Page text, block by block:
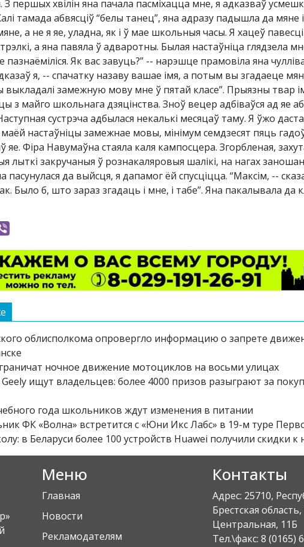
З першых хвілін яна пачала пасміхацца мне, я адказваў
тамада абвясціў “белы танец”, яна адразу падышла да мяне
а не я яе, уладна, як і ў мае школьныя часы. Я хацеў
а яна павяла ў адваротны. Былая настаўніца глядзела
Як вас завуць?” -- нарэшце прамовіла яна
я, -- спачатку назаву вашае імя, а потым вы згадаеце
выкладалі замежную мову мне ў пятай класе”. Прыязны твар
з майго школьнага дзяцінства. Зноў вецер адбіваўся ад яе
сустрэча адбылася некалькі месяцаў таму. Я ўжо
настаўніцы замежнае мовы, мінімум семдзесят пяць
яе. Фіра Навумаўна стаяла каля кампосцера. Згорбленая,
лыткі закручаныя ў рознакаляровыя шалікі, на нагах
пасунулася да выйсця, я дапамог ёй спусціцца. “Максім, --
Было б, што зараз згадаць і мне, і табе”. Яна пакалывала да
облисполкома опровергло информацию о запрете
ночное движение мотоциклов на восьми улицах
ищут владельцев: более 4000 призов разыграют за
года школьников ждут изменения в питании
ФК «Волна» встретится с «Юни Икс Лабс» в 19-м туре
в Беларуси более 100 устройств Huawei получили скидки
Меню
Главная
Новости
Рекламодателям
Контакты
Адрес: 25710,
Брестская
Центральная, 11Б
Тел.\факс: 8 (0165)